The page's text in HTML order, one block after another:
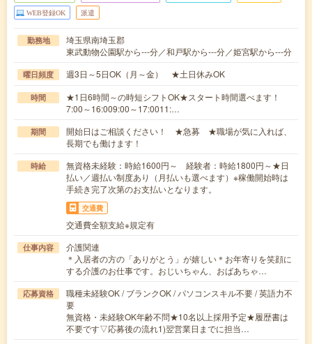
WEB登録OK 派遣
勤務地
埼玉県南埼玉郡
東武動物公園駅から---分／和戸駅から---分／姫宮駅から---分
曜日頻度 週3日～5日OK（月～金） ★土日休みOK
時間
★1日6時間～の時短シフトOK★スタート時間選べます！
7:00～16:009:00～17:0011:…
期間
開始日はご相談ください！ ★急募 ★職場が気に入れば、
長期でも働けます！
時給
無資格未経験：時給1600円～ 経験者：時給1800円～★日
払い／週払い制度あり（月払いも選べます）※稼働開始時は
手続き完了次第のお支払いとなります。
交通費
交通費全額支給※規定有
仕事内容
介護関連
＊入居者の方の「ありがとう」が嬉しい＊お年寄りを笑顔に
する介護のお仕事です。おじいちゃん、おばあちゃ…
応募資格
職種未経験OK / ブランクOK / パソコンスキル不要 / 英語力不
要
無資格・未経験OK年齢不問★10名以上採用予定★履歴書は
不要です▽応募後の流れ1)翌営業日までに担当…